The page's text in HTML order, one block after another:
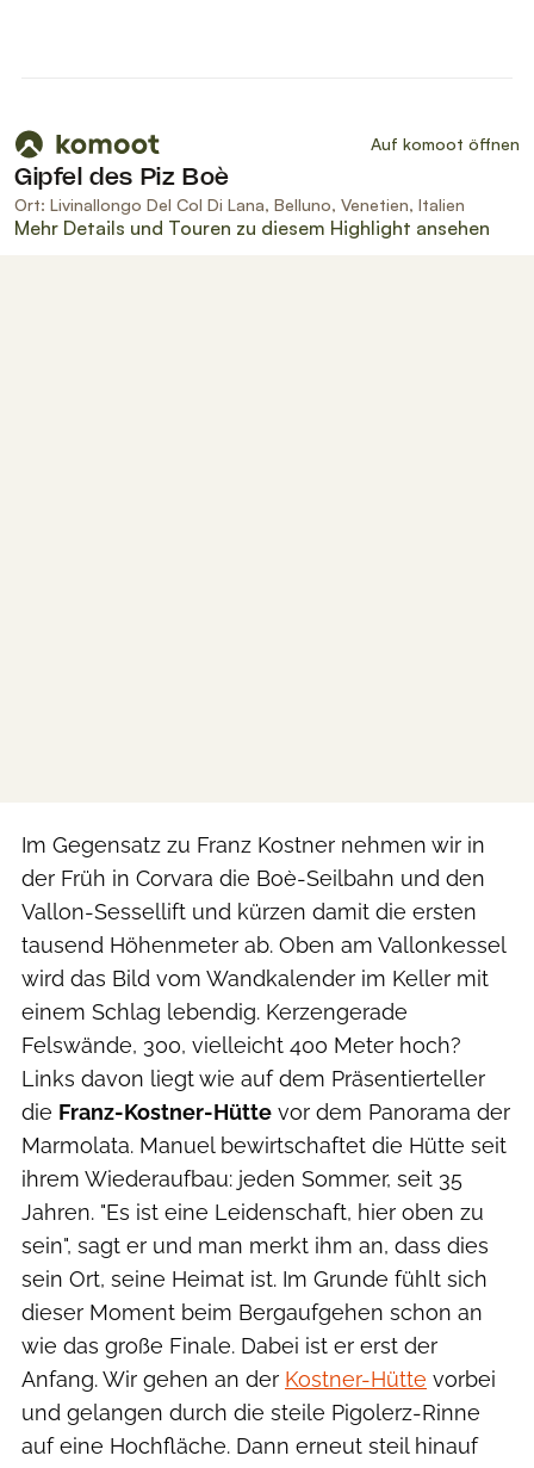
Im Gegensatz zu Franz Kostner nehmen wir in
der Früh in Corvara die Boè-Seilbahn und den
Vallon-Sessellift und kürzen damit die ersten
tausend Höhenmeter ab. Oben am Vallonkessel
wird das Bild vom Wandkalender im Keller mit
einem Schlag lebendig. Kerzengerade
Felswände, 300, vielleicht 400 Meter hoch?
Links davon liegt wie auf dem Präsentierteller
die Franz-Kostner-Hütte vor dem Panorama der
Marmolata. Manuel bewirtschaftet die Hütte seit
ihrem Wiederaufbau: jeden Sommer, seit 35
Jahren. "Es ist eine Leidenschaft, hier oben zu
sein", sagt er und man merkt ihm an, dass dies
sein Ort, seine Heimat ist. Im Grunde fühlt sich
dieser Moment beim Bergaufgehen schon an
wie das große Finale. Dabei ist er erst der
Anfang. Wir gehen an der Kostner-Hütte vorbei
und gelangen durch die steile Pigolerz-Rinne
auf eine Hochfläche. Dann erneut steil hinauf